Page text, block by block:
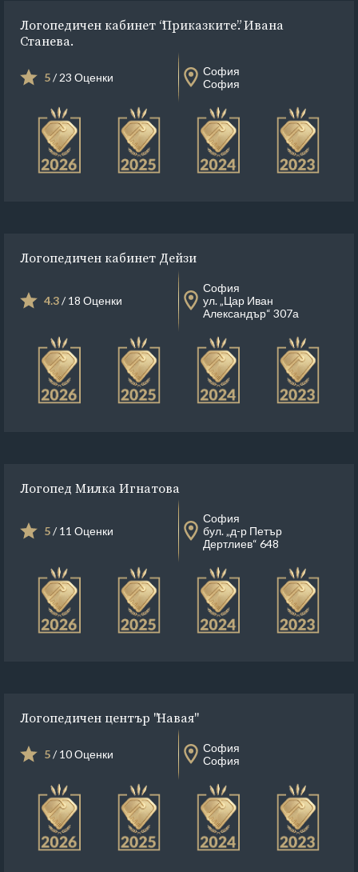
Логопедичен кабинет “Приказките”. Ивана
Станева.
5/ 23 Оценки
София
София
Логопедичен кабинет Дейзи
4.3/ 18 Оценки
София
ул. „Цар Иван
Александър“ 307а
Логопед Милка Игнатова
5/ 11 Оценки
София
бул. „д-р Петър
Дертлиев“ 648
Логопедичен център "Навая"
5/ 10 Оценки
София
София